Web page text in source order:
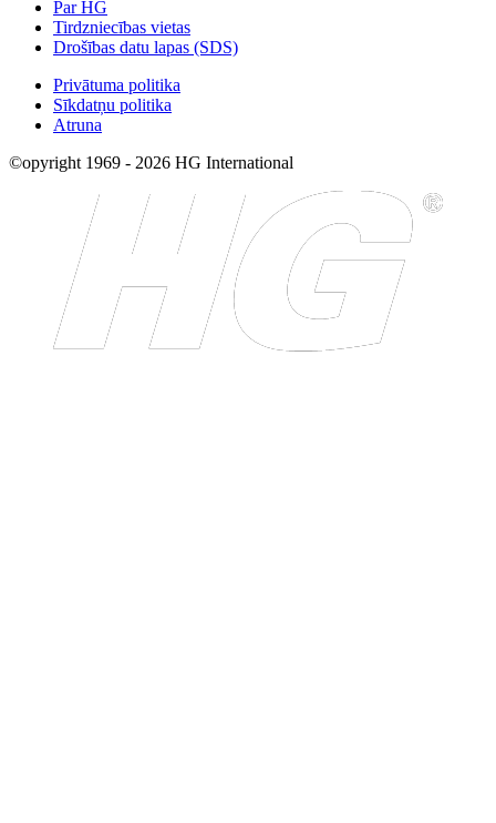
Par HG
Tirdzniecības vietas
Drošības datu lapas (SDS)
Privātuma politika
Sīkdatņu politika
Atruna
©opyright 1969 - 2026 HG International